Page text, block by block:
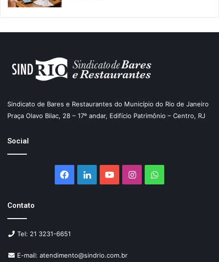
Sindicato de Bares e Restaurantes do Município do Rio de Janeiro
Praça Olavo Bilac, 28 – 17º andar, Edifício Patrimônio – Centro, RJ
Social
Facebook
LinkedinYouTubeInstagramWhatsApp
Contato
Tel: 21 3231-6651
E-mail: atendimento@sindrio.com.br